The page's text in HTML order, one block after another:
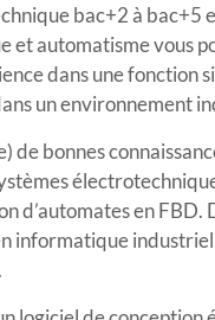
bac+2 à bac+5
et automatisme vous
dans une fonction
un environnement
de bonnes
d’automates en FBD.
informatique